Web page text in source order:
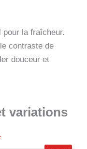
pour la fraîcheur.
contraste de
douceur et
variations